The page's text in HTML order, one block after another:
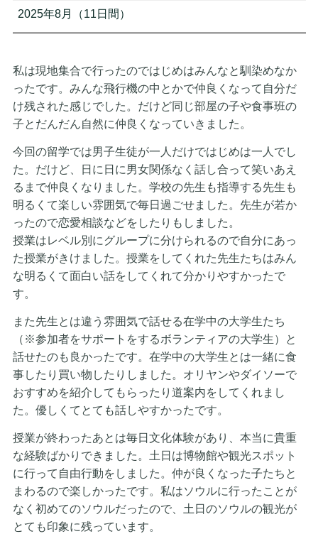
2025年8月（11日間）
私は現地集合で行ったのではじめはみんなと馴染めなか
ったです。みんな飛行機の中とかで仲良くなって自分だ
け残された感じでした。だけど同じ部屋の子や食事班の
子とだんだん自然に仲良くなっていきました。
今回の留学では男子生徒が一人だけではじめは一人でし
た。だけど、日に日に男女関係なく話し合って笑いあえ
るまで仲良くなりました。学校の先生も指導する先生も
明るくて楽しい雰囲気で毎日過ごせました。先生が若か
ったので恋愛相談などをしたりもしました。
授業はレベル別にグループに分けられるので自分にあっ
た授業がきけました。授業をしてくれた先生たちはみん
な明るくて面白い話をしてくれて分かりやすかったで
す。
また先生とは違う雰囲気で話せる在学中の大学生たち
（※参加者をサポートをするボランティアの大学生）と
話せたのも良かったです。在学中の大学生とは一緒に食
事したり買い物したりしました。オリヤンやダイソーで
おすすめを紹介してもらったり道案内をしてくれまし
た。優しくてとても話しやすかったです。
授業が終わったあとは毎日文化体験があり、本当に貴重
な経験ばかりできました。土日は博物館や観光スポット
に行って自由行動をしました。仲が良くなった子たちと
まわるので楽しかったです。私はソウルに行ったことが
なく初めてのソウルだったので、土日のソウルの観光が
とても印象に残っています。